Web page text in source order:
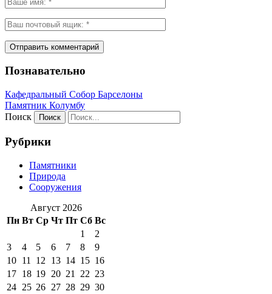
Познавательно
Кафeдрaльный Собор Барселоны
Пaмятник Колумбу
Поиск
Рубрики
Памятники
Природа
Сооружения
Август 2026
Пн Вт Ср Чт Пт Сб Вс
1
2
3
4 5 6 7 8
9
10 11 12 13 14 15 16
17 18 19 20 21 22 23
24 25 26 27 28 29 30